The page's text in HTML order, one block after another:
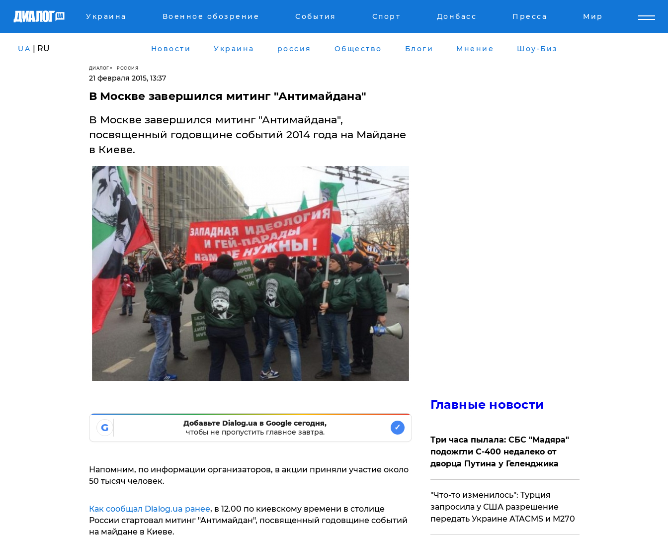
Украина Военное обозрение События Спорт Донбасс Пресса Мир
UA | RU Новости Украина россия Общество Блоги Мнение Шоу-Биз
ДИАЛОГ РОССИЯ
21 февраля 2015, 13:37
В Москве завершился митинг "Антимайдана"
В Москве завершился митинг "Антимайдана",
посвященный годовщине событий 2014 года на Майдане
в Киеве.
G
Добавьте Dialog.ua в Google сегодня,
чтобы не пропустить главное завтра.
✓
Напомним, по информации организаторов, в акции приняли участие около
50 тысяч человек.
Как сообщал Dialog.ua ранее, в 12.00 по киевскому времени в столице
России стартовал митинг "Антимайдан", посвященный годовщине событий
на майдане в Киеве.
Главные новости
Три часа пылала: СБС "Мадяра"
подожгли С-400 недалеко от
дворца Путина у Геленджика
​"Что-то изменилось": Турция
запросила у США разрешение
передать Украине ATACMS и M270